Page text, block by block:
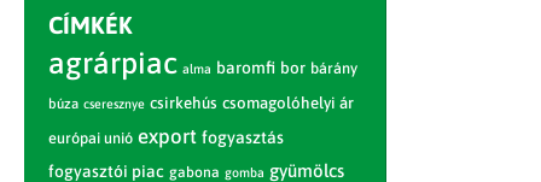
CÍMKÉK
agrárpiac alma baromfi bor bárány
búza cseresznye csirkehús csomagolóhelyi ár
európai unió export fogyasztás
fogyasztói piac gabona gomba gyümölcs